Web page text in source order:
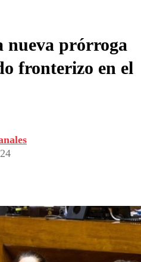
nueva prórroga
fronterizo en el